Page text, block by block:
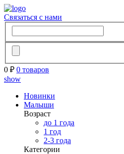
Связаться с нами
0 ₽ 0 товаров
show
Новинки
Малыши
Возраст
до 1 года
1 год
2-3 года
Категории